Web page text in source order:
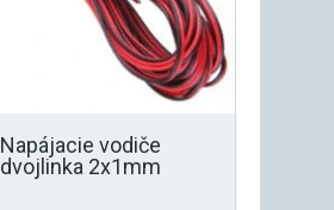
Napájacie vodiče
dvojlinka 2x1mm